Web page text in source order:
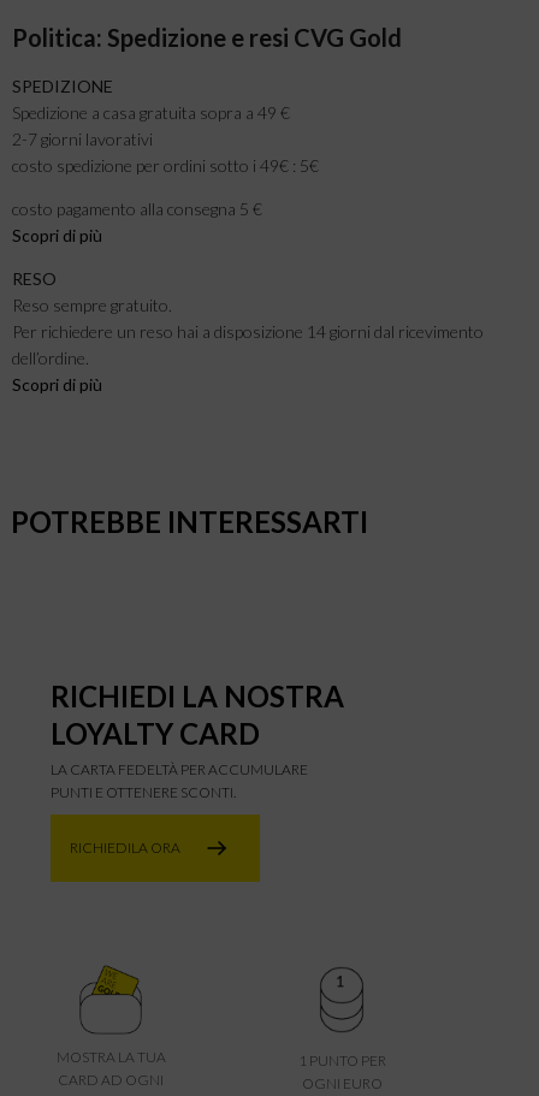
Politica: Spedizione e resi CVG Gold
SPEDIZIONE
Spedizione a casa gratuita sopra a 49 €
2-7 giorni lavorativi
costo spedizione per ordini sotto i 49€ : 5€
costo pagamento alla consegna 5 €
Scopri di più
RESO
Reso sempre gratuito.
Per richiedere un reso hai a disposizione 14 giorni dal ricevimento
dell’ordine.
Scopri di più
POTREBBE INTERESSARTI
RICHIEDI LA NOSTRA
LOYALTY CARD
LA CARTA FEDELTÀ PER ACCUMULARE
PUNTI E OTTENERE SCONTI.
RICHIEDILA ORA
MOSTRA LA TUA
CARD AD OGNI
1 PUNTO PER
OGNI EURO